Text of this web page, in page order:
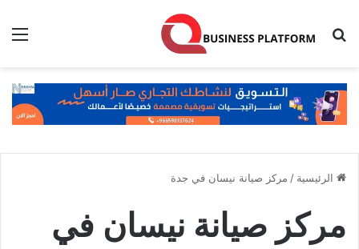
بحث عن
الرئيسية / مركز صيانة نيسان في جدة
مركز صيانة نيسان في